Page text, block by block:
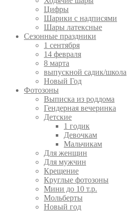
Цифры
Шарики с надписями
Шары латексные
Сезонные праздники
1 сентября
14 февраля
8 марта
выпускной садик/школа
Новый Год
Фотозоны
Выписка из роддома
Гендерная вечеринка
Детские
1 годик
Девочкам
Мальчикам
Для женщин
Для мужчин
Крещение
Круглые фотозоны
Мини до 10 т.р.
Мольберты
Новый год